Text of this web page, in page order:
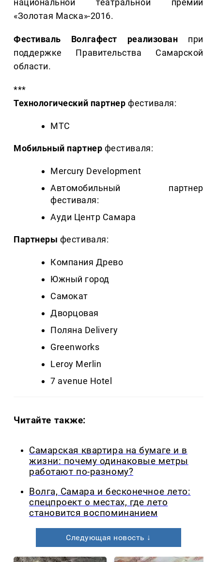
национальной театральной премии
«Золотая Маска»-2016.
Фестиваль Волгафест реализован при
поддержке Правительства Самарской
области.
***
Технологический партнер фестиваля:
МТС
Мобильный партнер фестиваля:
Mercury Development
Автомобильный партнер
фестиваля:
Ауди Центр Самара
Партнеры фестиваля:
Компания Древо
Южный город
Самокат
Дворцовая
Поляна Delivery
Greenworks
Leroy Merlin
7 avenue Hotel
Читайте также:
Самарская квартира на бумаге и в
жизни: почему одинаковые метры
работают по-разному?
Волга, Самара и бесконечное лето:
спецпроект о местах, где лето
становится воспоминанием
Следующая новость ↓